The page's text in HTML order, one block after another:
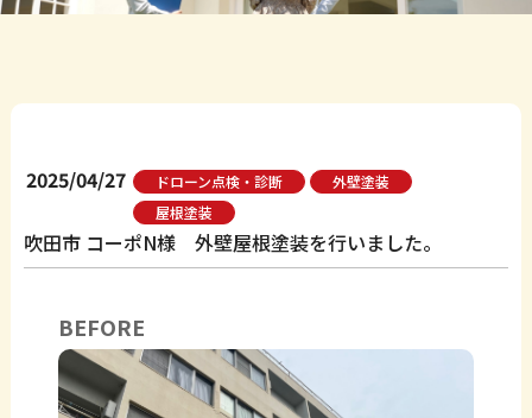
2025/04/27 ドローン点検・診断
外壁塗装
屋根塗装
吹田市 コーポN様 外壁屋根塗装を行いました。
BEFORE